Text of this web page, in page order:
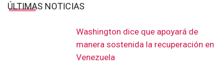
ÚLTIMAS NOTICIAS
Washington dice que apoyará de
manera sostenida la recuperación en
Venezuela